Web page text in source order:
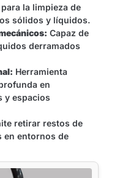
la limpieza de
sólidos y líquidos.
Capaz de
derramados
Herramienta
en
y espacios
retirar restos de
en entornos de